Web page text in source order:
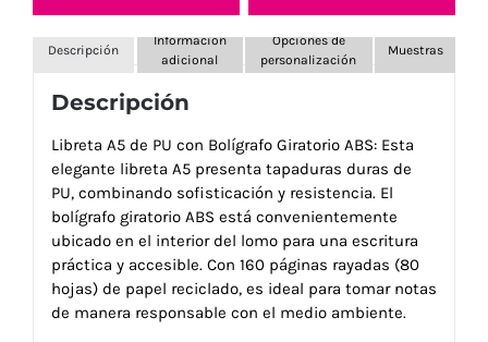
Descripción
Información
adicional
Opciones de
personalización
Muestras
Descripción
Libreta A5 de PU con Bolígrafo Giratorio ABS: Esta
elegante libreta A5 presenta tapaduras duras de
PU, combinando sofisticación y resistencia. El
bolígrafo giratorio ABS está convenientemente
ubicado en el interior del lomo para una escritura
práctica y accesible. Con 160 páginas rayadas (80
hojas) de papel reciclado, es ideal para tomar notas
de manera responsable con el medio ambiente.